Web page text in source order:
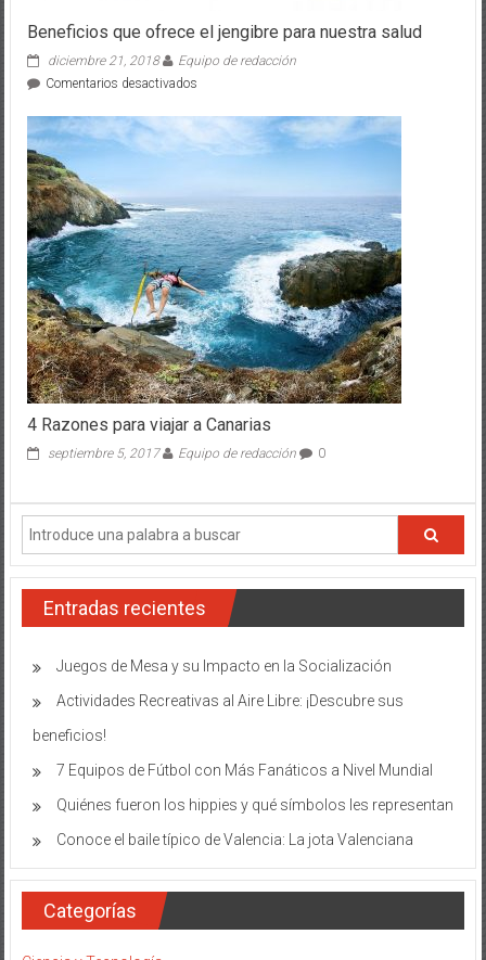
Beneficios que ofrece el jengibre para nuestra salud
diciembre 21, 2018
Equipo de redacción
Comentarios desactivadosen
que
ofrece
nuestra
salud
4 Razones para viajar a Canarias
septiembre 5, 2017 Equipo de redacción 0
Entradas recientes
Juegos de Mesa y su Impacto en la Socialización
Actividades Recreativas al Aire Libre: ¡Descubre sus
beneficios!
7 Equipos de Fútbol con Más Fanáticos a Nivel Mundial
Quiénes fueron los hippies y qué símbolos les representan
Conoce el baile típico de Valencia: La jota Valenciana
Categorías